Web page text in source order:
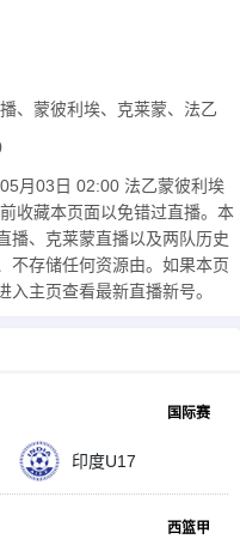
、蒙彼利埃、克莱蒙、法乙
月03日 02:00 法乙蒙彼利埃
收藏本页面以免错过直播。本
播、克莱蒙直播以及两队历史
不存储任何资源由。如果本页
主页查看最新直播新号。
国际赛
印度U17
西篮甲